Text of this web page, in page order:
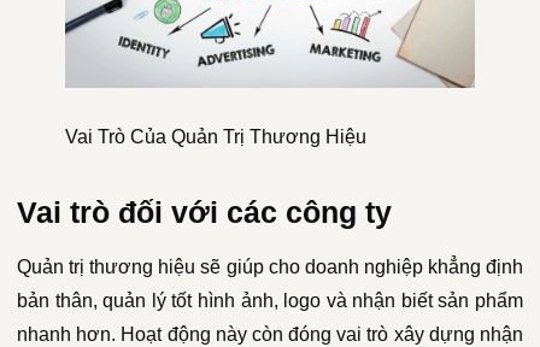
Vai Trò Của Quản Trị Thương Hiệu
Vai trò đối với các công ty
Quản trị thương hiệu sẽ giúp cho doanh nghiệp khẳng định
bản thân, quản lý tốt hình ảnh, logo và nhận biết sản phẩm
nhanh hơn. Hoạt động này còn đóng vai trò xây dựng nhận